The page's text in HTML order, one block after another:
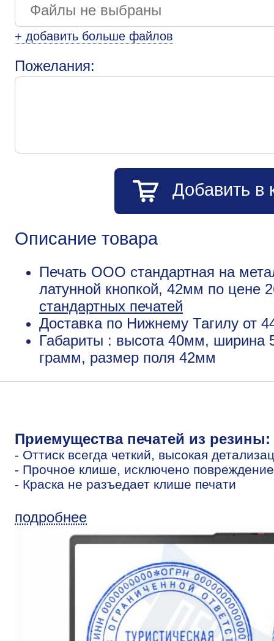
+ добавить больше файлов
Пожелания:
Добавить в
Описание товара
Печать ООО стандартная на
латунной кнопкой, 42мм по цене
стандартных печатей
Доставка по Нижнему Тагилу от
Габариты : высота 40мм, ширина
грамм, размер поля 42мм
Приемущества печатей из резины:
- Оттиск всегда четкий, высокая
- Прочное клише, исключено
- Краска не разъедает клише печати
подробнее